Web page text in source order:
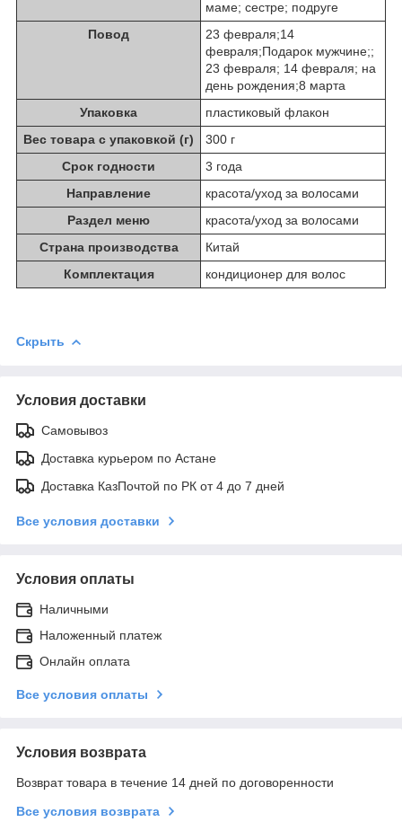
маме; сестре; подруге
Повод
23 февраля;14
февраля;Подарок мужчине;;
23 февраля; 14 февраля; на
день рождения;8 марта
Упаковка
пластиковый флакон
Вес товара с упаковкой (г)
300 г
Срок годности
3 года
Направление
красота/уход за волосами
Раздел меню
красота/уход за волосами
Страна производства
Китай
Комплектация
кондиционер для волос
Скрыть
Условия доставки
Самовывоз
Доставка курьером по Астане
Доставка КазПочтой по РК от 4 до 7 дней
Все условия доставки
Условия оплаты
Наличными
Наложенный платеж
Онлайн оплата
Все условия оплаты
Условия возврата
Возврат товара в течение 14 дней по договоренности
Все условия возврата